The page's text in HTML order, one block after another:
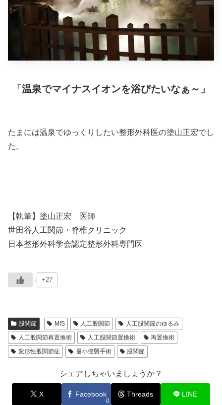
「温泉でマイナスイオンを浴びたいなぁ～」
たまには温泉でゆっくりしたい整形外科医の塗山正宏でし
た。
【執筆】塗山正宏 医師
世田谷人工関節・脊椎クリニック
日本整形外科学会認定整形外科専門医
+27
股関節 MIS 人工股関節
人工股関節のゆるみ
人工股関節再置換術
人工股関節置換術
再置換術
変形性股関節症
最小侵襲手術 股関節
シェアしちゃいましょうか？
X Facebook
0
Threads LINE